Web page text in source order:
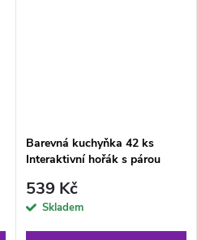
Barevná kuchyňka 42 ks
Interaktivní hořák s párou
539 Kč
Skladem